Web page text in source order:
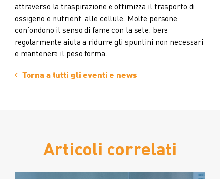
attraverso la traspirazione e ottimizza il trasporto di
ossigeno e nutrienti alle cellule. Molte persone
confondono il senso di fame con la sete: bere
regolarmente aiuta a ridurre gli spuntini non necessari
e mantenere il peso forma.
Torna a tutti gli eventi e news
Articoli correlati